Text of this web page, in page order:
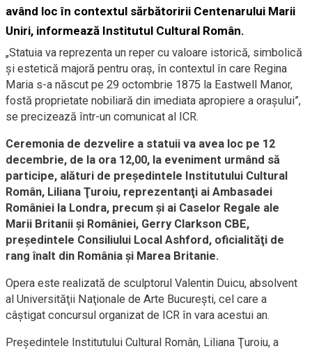
având loc în contextul sărbătoririi Centenarului Marii
Uniri, informează Institutul Cultural Român.
„Statuia va reprezenta un reper cu valoare istorică, simbolică
şi estetică majoră pentru oraş, în contextul în care Regina
Maria s-a născut pe 29 octombrie 1875 la Eastwell Manor,
fostă proprietate nobiliară din imediata apropiere a oraşului”,
se precizează într-un comunicat al ICR.
Ceremonia de dezvelire a statuii va avea loc pe 12
decembrie, de la ora 12,00, la eveniment urmând să
participe, alături de preşedintele Institutului Cultural
Român, Liliana Ţuroiu, reprezentanţi ai Ambasadei
României la Londra, precum şi ai Caselor Regale ale
Marii Britanii şi României, Gerry Clarkson CBE,
preşedintele Consiliului Local Ashford, oficialităţi de
rang înalt din România şi Marea Britanie.
Opera este realizată de sculptorul Valentin Duicu, absolvent
al Universităţii Naţionale de Arte Bucureşti, cel care a
câştigat concursul organizat de ICR în vara acestui an.
Preşedintele Institutului Cultural Român, Liliana Ţuroiu, a